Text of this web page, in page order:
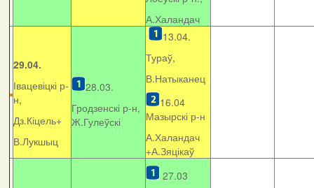
А.Халандач
29.04.
Івацевіцкі р-
н,
Дз.Кіцель+
В.Лукшыц
28.03.
Гродзенскі р-н,
Ж.Гулеўскі
13.04.
Тураў,
В.Натыканец
16.04
Мазырскі р-н
А.Халандач
+А.Зяцікаў
27.03